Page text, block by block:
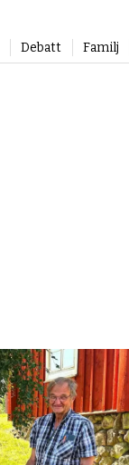
Debatt Familj